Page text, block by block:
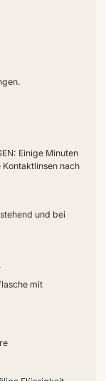
Einige Minuten
nach
und bei
mit